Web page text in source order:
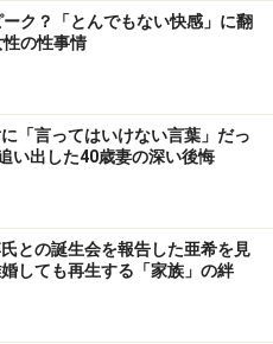
ていった。
の学校のことや、さらには
にも乗っていたので、気が
」
ているつもりだったが、振
けばよかった」の繰り返
く、自分ですべて背負い込
ク？「とんでもない快感」に翻
の性事情
「言ってはいけない言葉」だっ
い出した40歳妻の深い後悔
との誕生会を報告した亜希を見
しても再生する「家族」の絆